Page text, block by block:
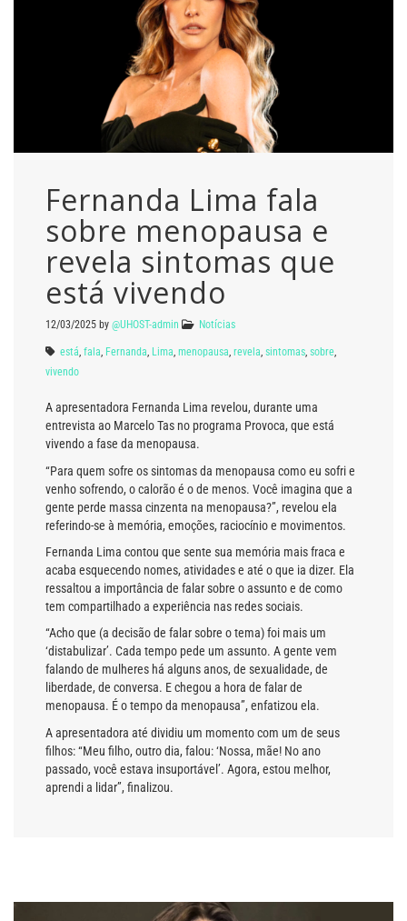
Fernanda Lima fala
sobre menopausa e
revela sintomas que
está vivendo
12/03/2025 by @UHOST-admin Notícias
está, fala, Fernanda, Lima, menopausa, revela, sintomas, sobre,
vivendo
A apresentadora Fernanda Lima revelou, durante uma
entrevista ao Marcelo Tas no programa Provoca, que está
vivendo a fase da menopausa.
“Para quem sofre os sintomas da menopausa como eu sofri e
venho sofrendo, o calorão é o de menos. Você imagina que a
gente perde massa cinzenta na menopausa?”, revelou ela
referindo-se à memória, emoções, raciocínio e movimentos.
Fernanda Lima contou que sente sua memória mais fraca e
acaba esquecendo nomes, atividades e até o que ia dizer. Ela
ressaltou a importância de falar sobre o assunto e de como
tem compartilhado a experiência nas redes sociais.
“Acho que (a decisão de falar sobre o tema) foi mais um
‘distabulizar’. Cada tempo pede um assunto. A gente vem
falando de mulheres há alguns anos, de sexualidade, de
liberdade, de conversa. E chegou a hora de falar de
menopausa. É o tempo da menopausa”, enfatizou ela.
A apresentadora até dividiu um momento com um de seus
filhos: “Meu filho, outro dia, falou: ‘Nossa, mãe! No ano
passado, você estava insuportável’. Agora, estou melhor,
aprendi a lidar”, finalizou.